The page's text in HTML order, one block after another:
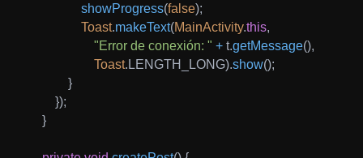
showProgress(false);
Toast.makeText(MainActivity.this,
"Error de conexión: " + t.getMessage(),
Toast. LENGTH_LONG).show();
}
});
}